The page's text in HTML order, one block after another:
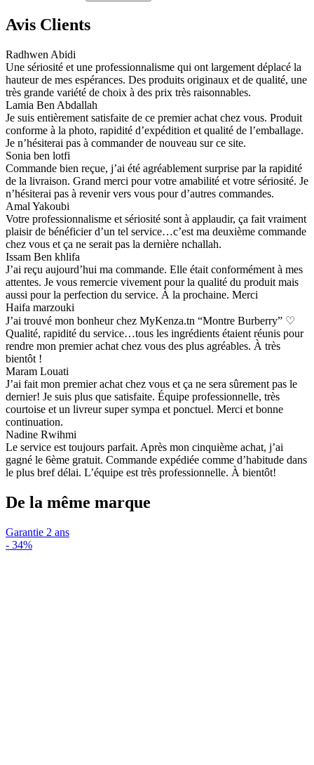
Avis Clients
Radhwen Abidi
Une sériosité et une professionnalisme qui ont largement déplacé la
hauteur de mes espérances. Des produits originaux et de qualité, une
très grande variété de choix à des prix très raisonnables.
Lamia Ben Abdallah
Je suis entièrement satisfaite de ce premier achat chez vous. Produit
conforme à la photo, rapidité d’expédition et qualité de l’emballage.
Je n’hésiterai pas à commander de nouveau sur ce site.
Sonia ben lotfi
Commande bien reçue, j’ai été agréablement surprise par la rapidité
de la livraison. Grand merci pour votre amabilité et votre sériosité. Je
n’hésiterai pas à revenir vers vous pour d’autres commandes.
Amal Yakoubi
Votre professionnalisme et sériosité sont à applaudir, ça fait vraiment
plaisir de bénéficier d’un tel service…c’est ma deuxième commande
chez vous et ça ne serait pas la dernière nchallah.
Issam Ben khlifa
J’ai reçu aujourd’hui ma commande. Elle était conformément à mes
attentes. Je vous remercie vivement pour la qualité du produit mais
aussi pour la perfection du service. À la prochaine. Merci
Haifa marzouki
J’ai trouvé mon bonheur chez MyKenza.tn “Montre Burberry” ♡
Qualité, rapidité du service…tous les ingrédients étaient réunis pour
rendre mon premier achat chez vous des plus agréables. À très
bientôt !
Maram Louati
J’ai fait mon premier achat chez vous et ça ne sera sûrement pas le
dernier! Je suis plus que satisfaite. Équipe professionnelle, très
courtoise et un livreur super sympa et ponctuel. Merci et bonne
continuation.
Nadine Rwihmi
Le service est toujours parfait. Après mon cinquième achat, j’ai
gagné le 6ème gratuit. Commande expédiée comme d’habitude dans
le plus bref délai. L’équipe est très professionnelle. À bientôt!
De la même marque
Garantie 2 ans
- 34%